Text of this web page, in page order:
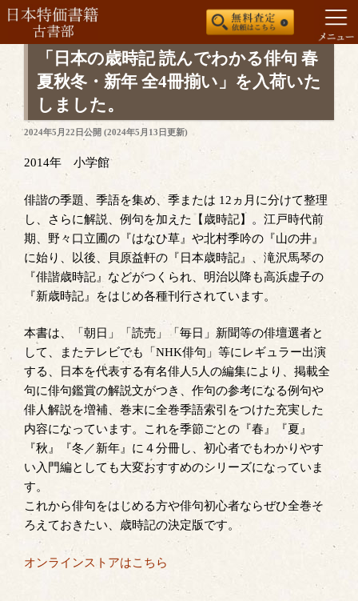
プ
「日本の歳時記 読んでわかる俳句 春
夏秋冬・新年 全4冊揃い」を入荷いた
しました。
投
日:
2024年5月22日公開 (2024年5月13日更新)
2014年 小学館
俳諧の季題、季語を集め、季または 12ヵ月に分けて整理
し、さらに解説、例句を加えた【歳時記】。江戸時代前
期、野々口立圃の『はなひ草』や北村季吟の『山の井』
に始り、以後、貝原益軒の『日本歳時記』、滝沢馬琴の
『俳諧歳時記』などがつくられ、明治以降も高浜虚子の
『新歳時記』をはじめ各種刊行されています。
本書は、「朝日」「読売」「毎日」新聞等の俳壇選者と
して、またテレビでも「NHK俳句」等にレギュラー出演
する、日本を代表する有名俳人5人の編集により、掲載全
句に俳句鑑賞の解説文がつき、作句の参考になる例句や
俳人解説を増補、巻末に全巻季語索引をつけた充実した
内容になっています。これを季節ごとの『春』『夏』
『秋』『冬／新年』に４分冊し、初心者でもわかりやす
い入門編としても大変おすすめのシリーズになっていま
す。
これから俳句をはじめる方や俳句初心者ならぜひ全巻そ
ろえておきたい、歳時記の決定版です。
オンラインストアはこちら